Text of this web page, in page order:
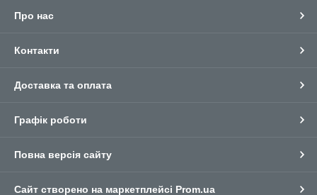
Про нас
Контакти
Доставка та оплата
Графік роботи
Повна версія сайту
Сайт створено на маркетплейсі Prom.ua